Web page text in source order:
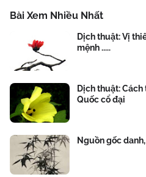
Bài Xem Nhiều Nhất
Dịch thuật: Vị
mệnh .....
Dịch thuật:
Quốc cổ đại
Nguồn gốc